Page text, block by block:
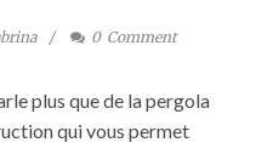
0 Comment
plus que de la pergola
qui vous permet